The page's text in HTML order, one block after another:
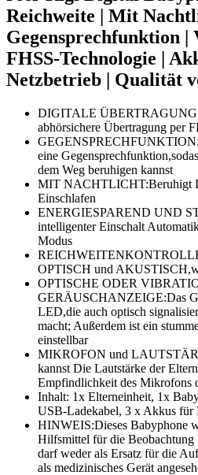
Reichweite | Mit
Gegensprechfunktion
FHSS-Technologie |
Netzbetrieb | Qualität
DIGITALE
abhörsichere Übertragung per
eine
dem Weg beruhigen kannst
MIT NACHTLICHT:Beruhigt
Einschlafen
ENERGIESPAREND UND
intelligenter Einschalt
Modus
OPTISCH und
OPTISCHE ODER
GERÄUSCHANZEIGE:Das
LED,die auch optisch
macht; Außerdem ist ein
einstellbar
MIKROFON und
kannst Die Lautstärke der
Empfindlichkeit des Mikrofons
Inhalt: 1x Elterneinheit, 1x
USB-Ladekabel, 3 x Akkus für
HINWEIS:Dieses Babyphone
Hilfsmittel für die Beobachtung
darf weder als Ersatz für die
als medizinisches Gerät